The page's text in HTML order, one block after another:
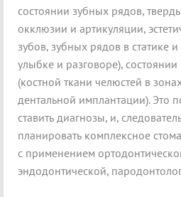
состоянии зубных рядов,
окклюзии и артикуляции,
зубов, зубных рядов в статике
улыбке и разговоре),
(костной ткани челюстей в
дентальной имплантации). Это
ставить диагнозы, и,
планировать комплексное
с применением
эндодонтической,